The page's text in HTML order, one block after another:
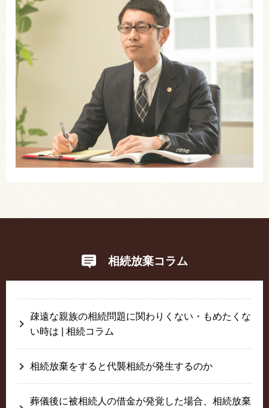
相続放棄コラム
疎遠な親族の相続問題に関わりくない・もめたくな
い時は | 相続コラム
相続放棄をすると代襲相続が発生するのか
葬儀後に被相続人の借金が発覚した場合、相続放棄